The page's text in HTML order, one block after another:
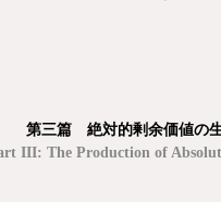
第三篇 絶対的剰余価値の
III: The Production of